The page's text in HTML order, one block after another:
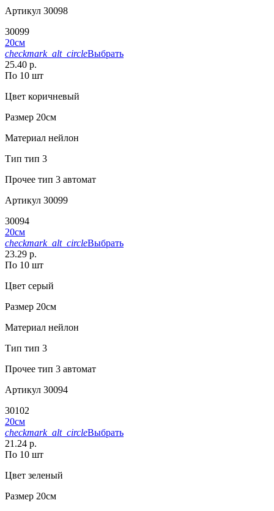
Артикул 30098
30099
20см
checkmark_alt_circleВыбрать
25.40 р.
По 10 шт
Цвет коричневый
Размер 20см
Материал нейлон
Тип тип 3
Прочее тип 3 автомат
Артикул 30099
30094
20см
checkmark_alt_circleВыбрать
23.29 р.
По 10 шт
Цвет серый
Размер 20см
Материал нейлон
Тип тип 3
Прочее тип 3 автомат
Артикул 30094
30102
20см
checkmark_alt_circleВыбрать
21.24 р.
По 10 шт
Цвет зеленый
Размер 20см